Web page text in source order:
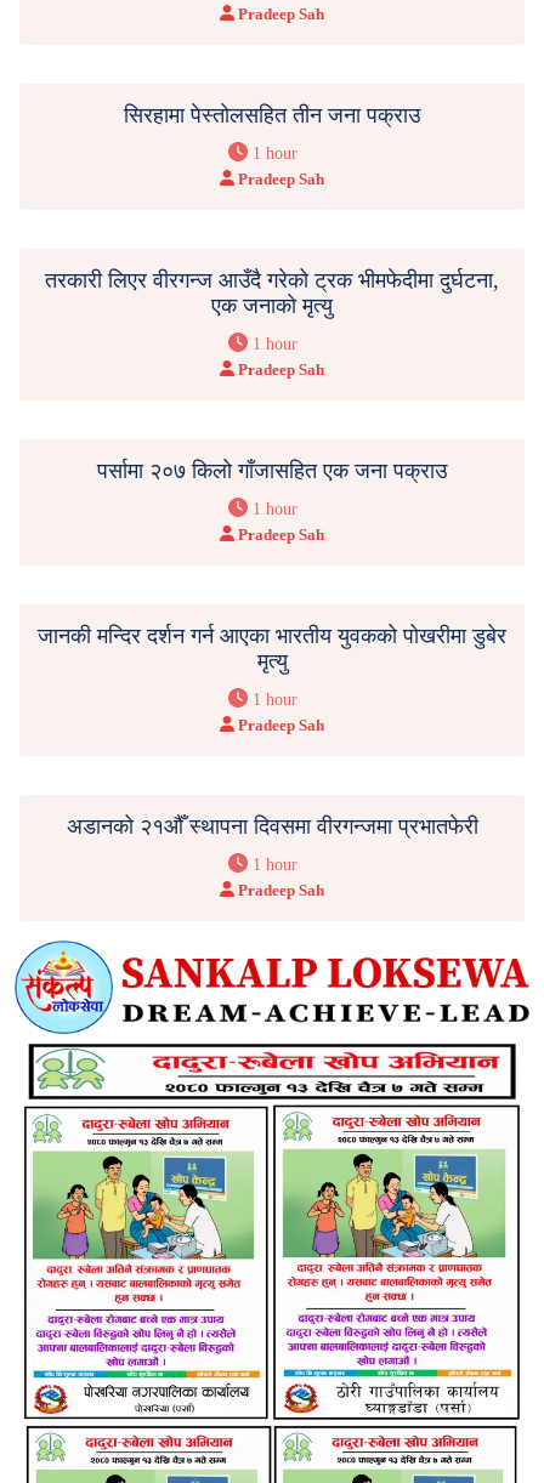
Pradeep Sah
सिरहामा पेस्तोलसहित तीन जना पक्राउ
1 hour
Pradeep Sah
तरकारी लिएर वीरगन्ज आउँदै गरेको ट्रक भीमफेदीमा दुर्घटना,
एक जनाको मृत्यु
1 hour
Pradeep Sah
पर्सामा २०७ किलो गाँजासहित एक जना पक्राउ
1 hour
Pradeep Sah
जानकी मन्दिर दर्शन गर्न आएका भारतीय युवकको पोखरीमा डुबेर
मृत्यु
1 hour
Pradeep Sah
अडानको २१औँ स्थापना दिवसमा वीरगन्जमा प्रभातफेरी
1 hour
Pradeep Sah